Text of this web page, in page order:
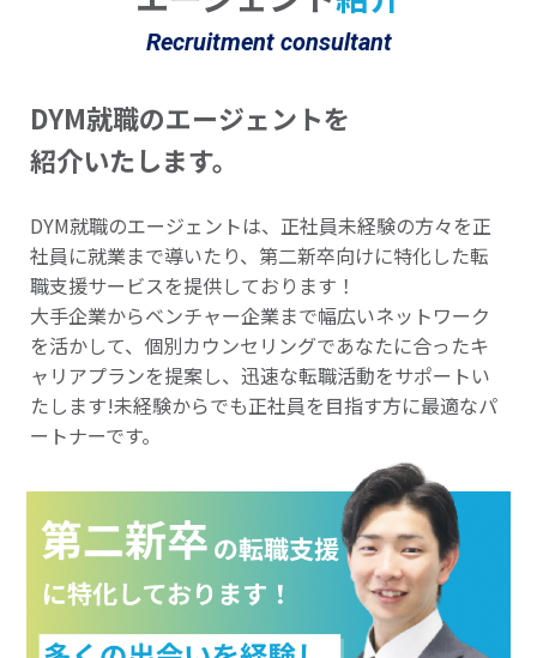
Recruitment consultant
DYM就職のエージェントを
紹介いたします。
DYM就職のエージェントは、正社員未経験の方々を正
社員に就業まで導いたり、第二新卒向けに特化した転
職支援サービスを提供しております！
大手企業からベンチャー企業まで幅広いネットワーク
を活かして、個別カウンセリングであなたに合ったキ
ャリアプランを提案し、迅速な転職活動をサポートい
たします!未経験からでも正社員を目指す方に最適なパ
ートナーです。